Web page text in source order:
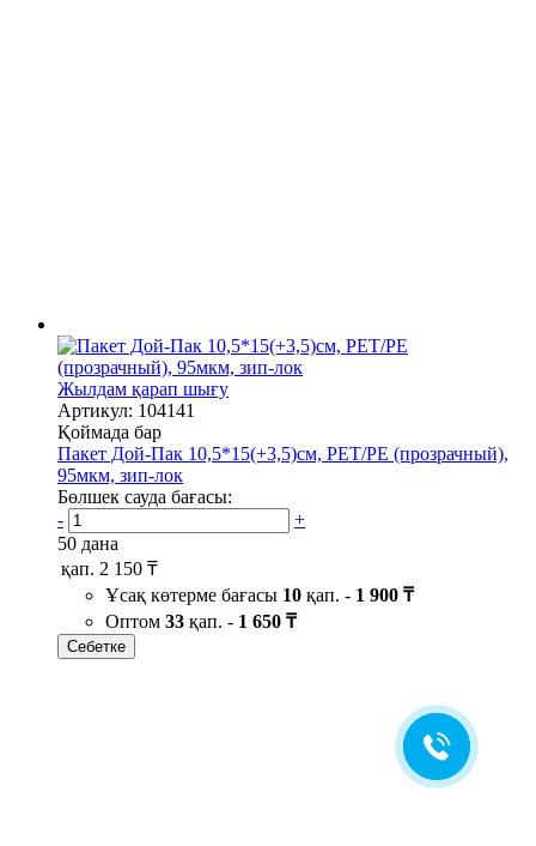
Жылдам қарап шығу
Артикул: 104141
Қоймада бар
Пакет Дой-Пак 10,5*15(+3,5)см, PET/PE (прозрачный),
95мкм, зип-лок
Бөлшек сауда бағасы:
-
+
50 дана
қап. 2 150 ₸
Ұсақ көтерме бағасы 10 қап. - 1 900 ₸
Оптом 33 қап. - 1 650 ₸
Себетке